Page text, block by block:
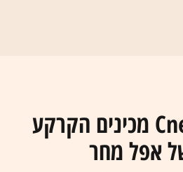
צפו בווידיאו: Cnet מכינים הקרקע
אפל מחר